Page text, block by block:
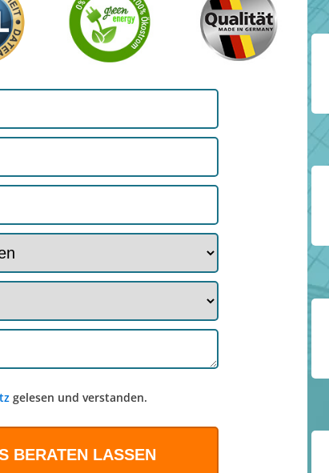
gelesen und verstanden.